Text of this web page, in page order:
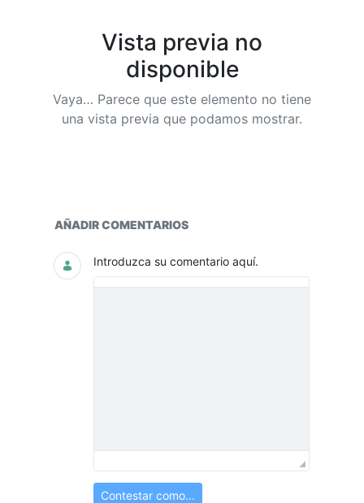
Vista previa no
disponible
Vaya… Parece que este elemento no tiene
una vista previa que podamos mostrar.
Seguimiento y Avances
AÑADIR COMENTARIOS
Introduzca su comentario aquí.
Contestar como...